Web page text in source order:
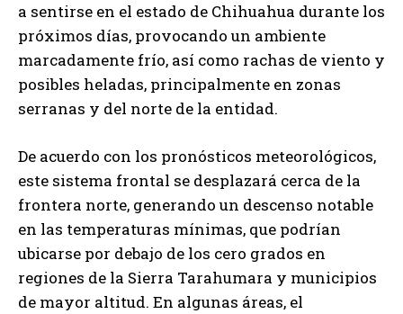
a sentirse en el estado de Chihuahua durante los
próximos días, provocando un ambiente
marcadamente frío, así como rachas de viento y
posibles heladas, principalmente en zonas
serranas y del norte de la entidad.
De acuerdo con los pronósticos meteorológicos,
este sistema frontal se desplazará cerca de la
frontera norte, generando un descenso notable
en las temperaturas mínimas, que podrían
ubicarse por debajo de los cero grados en
regiones de la Sierra Tarahumara y municipios
de mayor altitud. En algunas áreas, el